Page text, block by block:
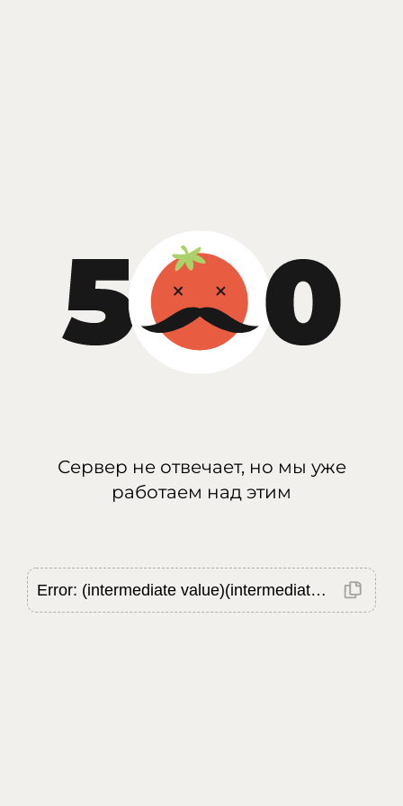
Сервер не отвечает, но мы уже
работаем над этим
Error: (intermediate value)(intermediate value)(intermediate value).replaceAll is not a function